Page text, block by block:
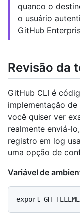
quando o
o usuário
GitHub
Revisão da
GitHub CLI é
implementação
você quiser ver
realmente enviá-
registro em log
uma opção de
Variável de